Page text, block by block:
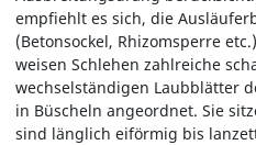
empfiehlt es sich, die
(Betonsockel, Rhizomsperre
weisen Schlehen zahlreiche
wechselständigen Laubblätter
in Büscheln angeordnet. Sie
sind länglich eiförmig bis